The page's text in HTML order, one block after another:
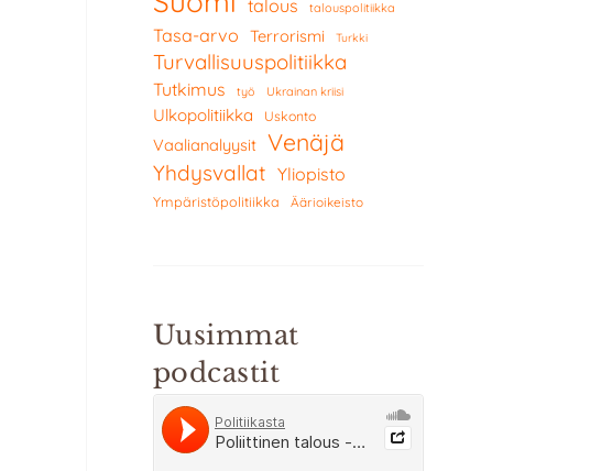
talous talouspolitiikka
Tasa-arvo Terrorismi Turkki
Turvallisuuspolitiikka
Tutkimus työ Ukrainan kriisi
Ulkopolitiikka Uskonto
Vaalianalyysit Venäjä
Yhdysvallat Yliopisto
Ympäristöpolitiikka Äärioikeisto
Uusimmat
podcastit